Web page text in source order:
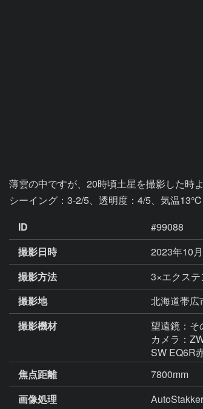
薄雲の中ですが、20時頃土星を撮影した時
シーイング：3-2/5、透明度：4/5、気温
ID
#99088
撮影日時
2023年10
撮影方法
3×エクス
撮影地
北海道帯広
撮影機材
望遠鏡：そ
カメラ：
SW EQ6R
焦点距離
7800mm
画像処理